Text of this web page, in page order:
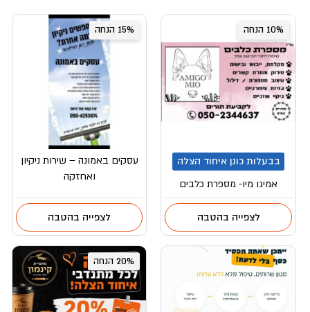
10% הנחה
בבעלות כונן איחוד הצלה
אמיגו מיו- מספרת כלבים
לצפייה בהטבה
15% הנחה
עסקים באמונה – שירות ניקיון
ואחזקה
לצפייה בהטבה
20% הנחה